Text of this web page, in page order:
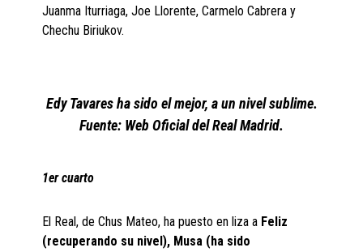
Juanma Iturriaga, Joe Llorente, Carmelo Cabrera y
Chechu Biriukov.
Edy Tavares ha sido el mejor, a un nivel sublime.
Fuente: Web Oficial del Real Madrid.
1er cuarto
El Real, de Chus Mateo, ha puesto en liza a Feliz
(recuperando su nivel), Musa (ha sido